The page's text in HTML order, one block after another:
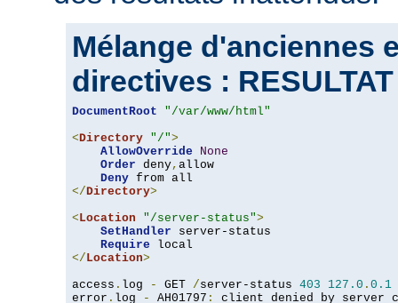
Mélange d'anciennes
directives :
DocumentRoot
"/var/www/html"
<Directory "/">
AllowOverride
None
Order deny, allow
Deny
</Directory>
<Location "/server-status">
SetHandler server-status
Require
</Location>
access . log - GET /server-status 403 127.0 . 0.1
error . log - AH01797 : client denied by server